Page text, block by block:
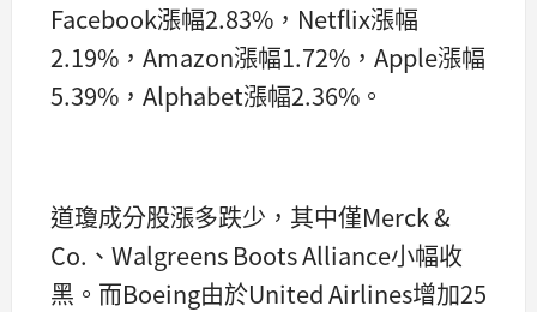
Facebook漲幅2.83%，Netflix漲幅
2.19%，Amazon漲幅1.72%，Apple漲幅
5.39%，Alphabet漲幅2.36%。
道瓊成分股漲多跌少，其中僅Merck &
Co.、Walgreens Boots Alliance小幅收
黑。而Boeing由於United Airlines增加25